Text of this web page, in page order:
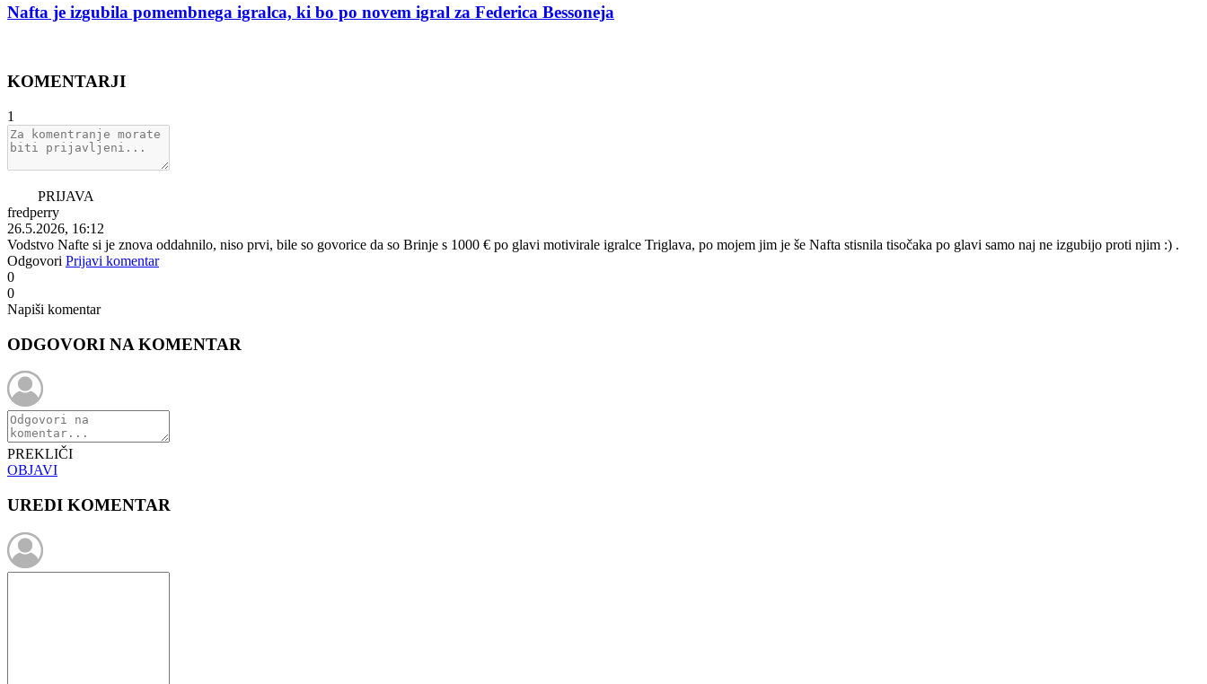
Nafta je izgubila pomembnega igralca, ki bo po novem igral za Federica Bessoneja
KOMENTARJI
1
PRIJAVA
fredperry
26.5.2026, 16:12
Vodstvo Nafte si je znova oddahnilo, niso prvi, bile so govorice da so Brinje s 1000 € po glavi motivirale igralce Triglava, po mojem jim je še Nafta stisnila tisočaka po glavi samo naj ne izgubijo proti njim :) .
Odgovori Prijavi komentar
0
0
Napiši komentar
ODGOVORI NA KOMENTAR
PREKLIČI
OBJAVI
UREDI KOMENTAR